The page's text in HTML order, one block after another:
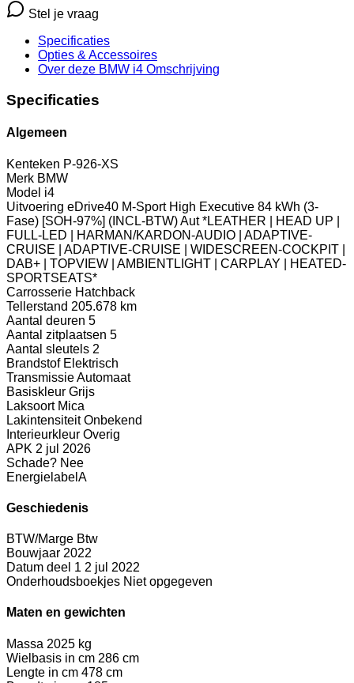
Stel je vraag
Specificaties
Opties & Accessoires
Over deze BMW i4 Omschrijving
Specificaties
Algemeen
Kenteken P-926-XS
Merk BMW
Model i4
Uitvoering eDrive40 M-Sport High Executive 84 kWh (3-
Fase) [SOH-97%] (INCL-BTW) Aut *LEATHER | HEAD UP |
FULL-LED | HARMAN/KARDON-AUDIO | ADAPTIVE-
CRUISE | ADAPTIVE-CRUISE | WIDESCREEN-COCKPIT |
DAB+ | TOPVIEW | AMBIENTLIGHT | CARPLAY | HEATED-
SPORTSEATS*
Carrosserie Hatchback
Tellerstand 205.678 km
Aantal deuren 5
Aantal zitplaatsen 5
Aantal sleutels 2
Brandstof Elektrisch
TransmissieAutomaat
Basiskleur Grijs
Laksoort Mica
Lakintensiteit Onbekend
Interieurkleur Overig
APK 2 jul 2026
Schade? Nee
Energielabel A
Geschiedenis
BTW/Marge Btw
Bouwjaar 2022
Datum deel 1 2 jul 2022
Onderhoudsboekjes Niet opgegeven
Maten en gewichten
Massa 2025 kg
Wielbasis in cm 286 cm
Lengte in cm 478 cm